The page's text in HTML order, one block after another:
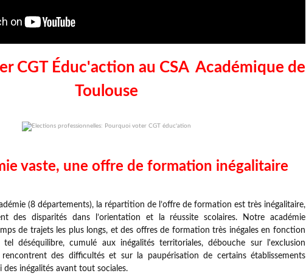
CGT Éduc'action au CSA Académique de
Toulouse
vaste, une offre de formation inégalitaire
(8 départements), la répartition de l’offre de formation est très inégalitaire,
des disparités dans l’orientation et la réussite scolaires. Notre académie
de trajets les plus longs, et des offres de formation très inégales en fonction
déséquilibre, cumulé aux inégalités territoriales, débouche sur l'exclusion
des difficultés et sur la paupérisation de certains établissements
des inégalités avant tout sociales.